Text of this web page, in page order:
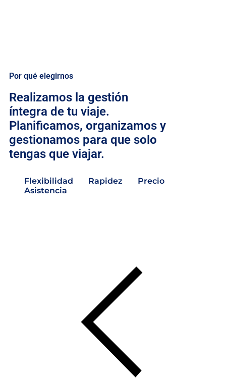
Por qué elegirnos
Realizamos la gestión
íntegra de tu viaje.
Planificamos, organizamos y
gestionamos para que solo
tengas que viajar.
Flexibilidad Rapidez
Precio
Asistencia